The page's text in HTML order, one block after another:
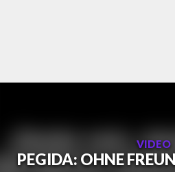
VIDEO
PEGIDA: OHNE